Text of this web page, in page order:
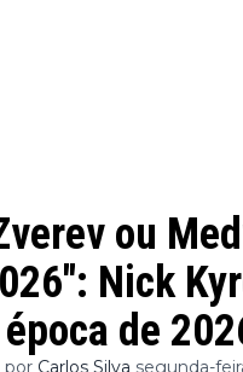
ou
Nick
de
por Carlos Silva segunda-